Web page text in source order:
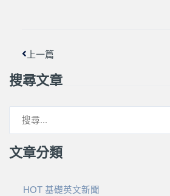
上一篇
搜尋文章
文章分類
HOT 基礎英文新聞